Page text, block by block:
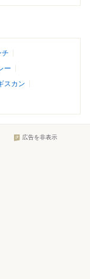
チ
ー
スカン
広告を非表示